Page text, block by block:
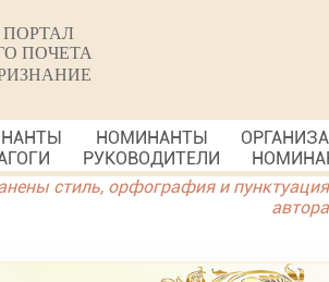
ПОЧЕТА
НОМИНАНТЫ
РУКОВОДИТЕЛИ
стиль, орфография и пунктуация
автора